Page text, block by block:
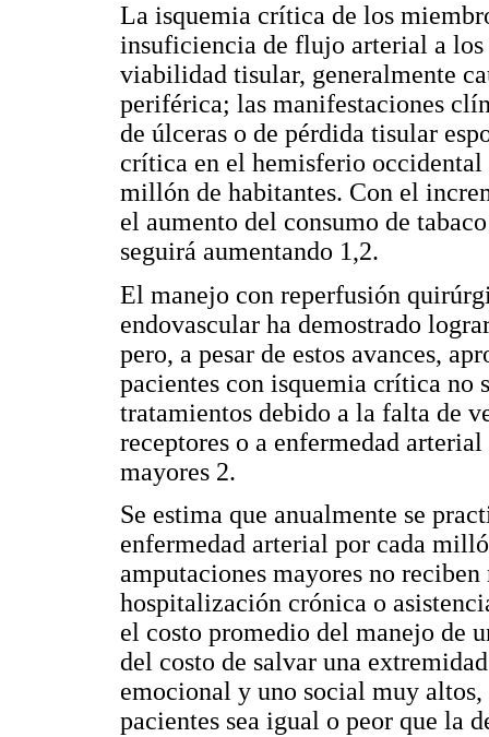
La isquemia crítica de los
insuficiencia de flujo arterial a
viabilidad tisular, generalmente
periférica; las manifestaciones
de úlceras o de pérdida tisular
crítica en el hemisferio occidental
millón de habitantes. Con el
el aumento del consumo de
seguirá aumentando 1,2.
El manejo con reperfusión
endovascular ha demostrado
pero, a pesar de estos avances,
pacientes con isquemia crítica no
tratamientos debido a la falta de
receptores o a enfermedad
mayores 2.
Se estima que anualmente se
enfermedad arterial por cada
amputaciones mayores no
hospitalización crónica o
el costo promedio del manejo de
del costo de salvar una
emocional y uno social muy
pacientes sea igual o peor que la